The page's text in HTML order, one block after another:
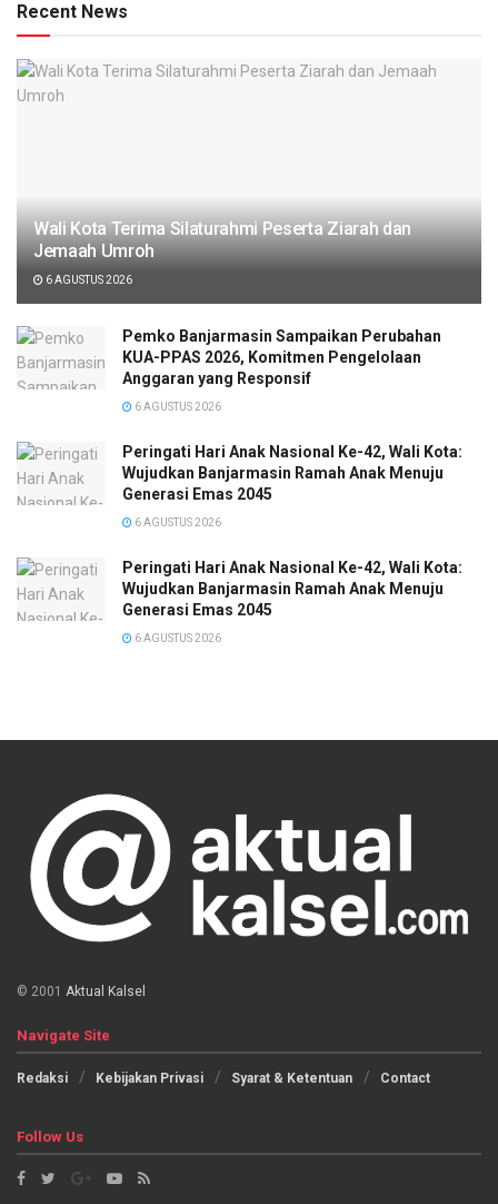
Recent News
Wali Kota Terima Silaturahmi Peserta Ziarah dan
Jemaah Umroh
6 AGUSTUS 2026
Pemko Banjarmasin Sampaikan Perubahan
KUA-PPAS 2026, Komitmen Pengelolaan
Anggaran yang Responsif
6 AGUSTUS 2026
Peringati Hari Anak Nasional Ke-42, Wali Kota:
Wujudkan Banjarmasin Ramah Anak Menuju
Generasi Emas 2045
6 AGUSTUS 2026
Peringati Hari Anak Nasional Ke-42, Wali Kota:
Wujudkan Banjarmasin Ramah Anak Menuju
Generasi Emas 2045
6 AGUSTUS 2026
© 2001 Aktual Kalsel
Navigate Site
Redaksi Kebijakan Privasi Syarat & Ketentuan Contact
Follow Us